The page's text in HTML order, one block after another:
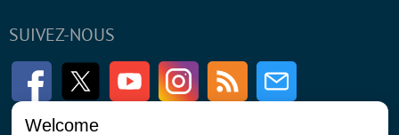
SUIVEZ-NOUS
FacebookTwitter Youtube InstagramRSS Newsletter
Welcome